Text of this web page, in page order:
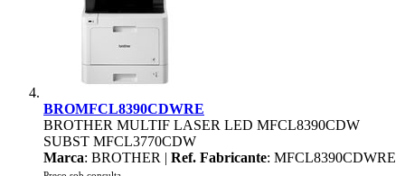
BROMFCL8390CDWRE
BROTHER MULTIF LASER LED MFCL8390CDW
SUBST MFCL3770CDW
Marca: BROTHER | Ref. Fabricante: MFCL8390CDWRE